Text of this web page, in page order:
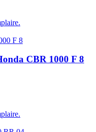
CBR 1000 F 8